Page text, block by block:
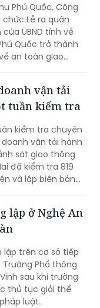
Phú Quốc, Công
Lễ ra quân
UBND tỉnh về
Quốc trở thành
an toàn giao
vận tải
tuần kiểm tra
kiểm tra chuyên
vận tải hành
sát giao thông
đã kiểm tra 819
và lập biên bản
khách, chạy
đỗ không đúng nơi
lập ở Nghệ An
lập trên cơ sở tiếp
Phổ thông
sau khi trường
thủ tục giải thể
luật.